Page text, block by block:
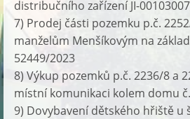
distribučního zařízení JI-
7) Prodej části pozemku p.č.
manželům Menšíkovým na
52449/2023
8) Výkup pozemků p.č. 2236/8 a
místní komunikaci kolem domu
9) Dovybavení dětského hřiště u